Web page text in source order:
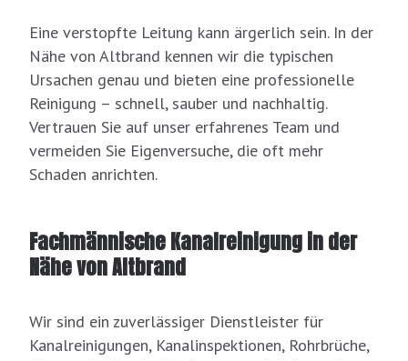
Eine verstopfte Leitung kann ärgerlich sein. In der
Nähe von Altbrand kennen wir die typischen
Ursachen genau und bieten eine professionelle
Reinigung – schnell, sauber und nachhaltig.
Vertrauen Sie auf unser erfahrenes Team und
vermeiden Sie Eigenversuche, die oft mehr
Schaden anrichten.
Fachmännische Kanalreinigung in der
Nähe von Altbrand
Wir sind ein zuverlässiger Dienstleister für
Kanalreinigungen, Kanalinspektionen, Rohrbrüche,